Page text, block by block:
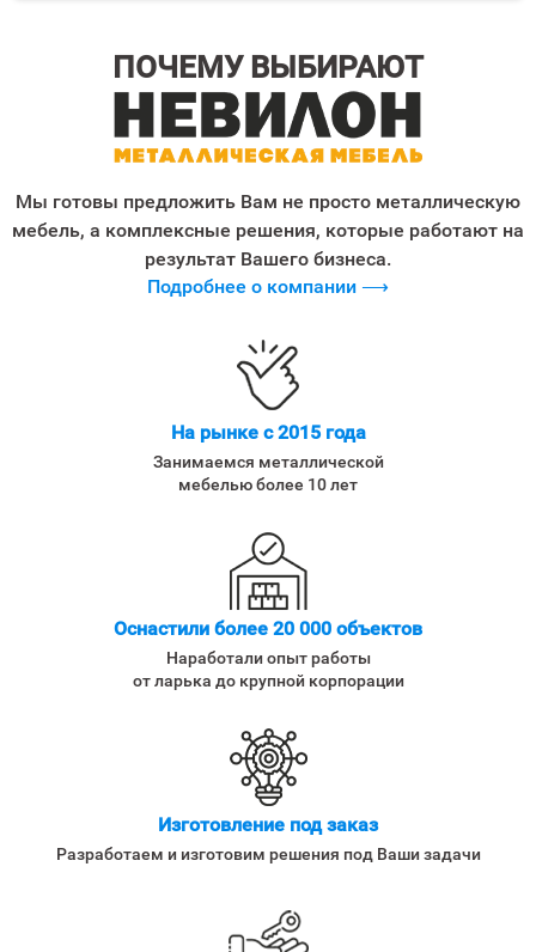
ПОЧЕМУ ВЫБИРАЮТ
Мы готовы предложить Вам не просто металлическую
мебель, а комплексные решения, которые работают на
результат Вашего бизнеса.
Подробнее о компании ⟶
На рынке с 2015 года
Занимаемся металлической
мебелью более 10 лет
Оснастили более 20 000 объектов
Наработали опыт работы
от ларька до крупной корпорации
Изготовление под заказ
Разработаем и изготовим решения под Ваши задачи